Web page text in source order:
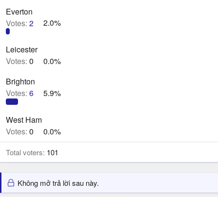
Everton
Votes: 2 2.0%
Leicester
Votes: 0
0.0%
Brighton
Votes: 6 5.9%
West Ham
Votes: 0 0.0%
Total voters 101
Không mở trả lời sau này.